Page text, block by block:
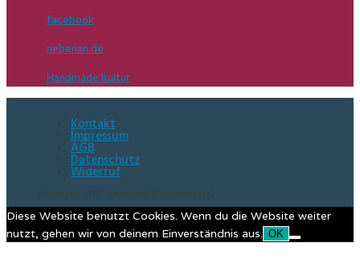
facebook
nebenan.de
Handmade Kultur
Kontakt
Impressum
AGB
Datenschutz
Widerruf
Copyright 2020 - OceanWP-Bunsenstrasse2
Diese Website benutzt Cookies. Wenn du die Website weiter
nutzt, gehen wir von deinem Einverständnis aus. OK